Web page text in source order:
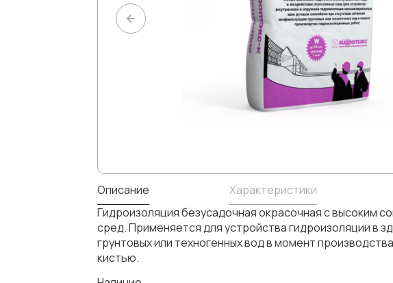
Описание Характеристики
Гидроизоляция безусадочная окрасочная с высоким
сред. Применяется для устройства гидроизоляции в
грунтовых или техногенных вод в момент
кистью.